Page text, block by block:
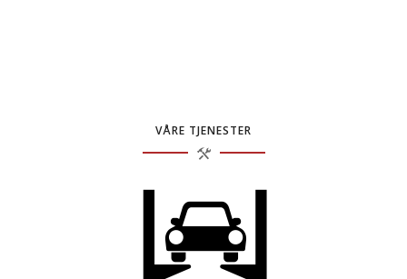
VÅRE TJENESTER